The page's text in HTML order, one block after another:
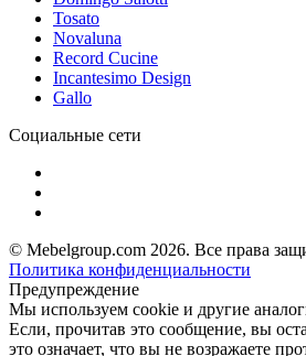
Tosato
Novaluna
Record Cucine
Incantesimo Design
Gallo
Социальные сети
© Mebelgroup.com 2026. Все права
Политика конфиденциальности
Предупреждение
Мы используем cookie и другие
Если, прочитав это сообщение, вы
это означает, что вы не возражаете